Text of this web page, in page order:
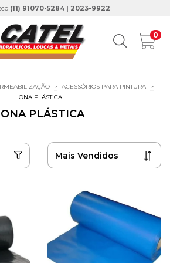
(11) 91070-5284 | 2023-9922
0
> ACESSÓRIOS PARA PINTURA
>
LONA PLÁSTICA
PLÁSTICA